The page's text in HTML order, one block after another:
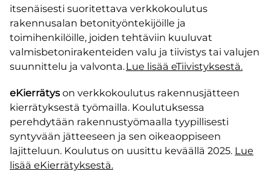
itsenäisesti suoritettava verkkokoulutus
rakennusalan betonityöntekijöille ja
toimihenkilöille, joiden tehtäviin kuuluvat
valmisbetonirakenteiden valu ja tiivistys tai valujen
suunnittelu ja valvonta.Lue lisää eTiivistyksestä.
eKierrätys on verkkokoulutus rakennusjätteen
kierrätyksestä työmailla. Koulutuksessa
perehdytään rakennustyömaalla tyypillisesti
syntyvään jätteeseen ja sen oikeaoppiseen
lajitteluun. Koulutus on uusittu keväällä 2025. Lue
lisää eKierrätyksestä.